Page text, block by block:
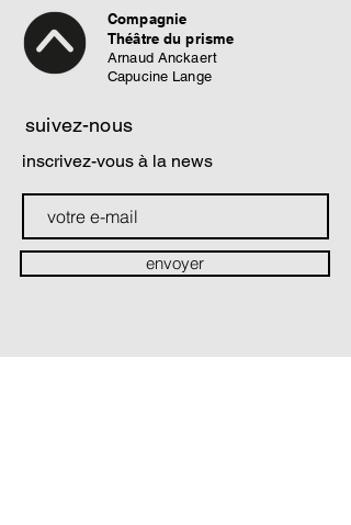
Compagnie
Théâtre du prisme
Arnaud Anckaert
Capucine Lange
suivez-nous
inscrivez-vous à la news
envoyer